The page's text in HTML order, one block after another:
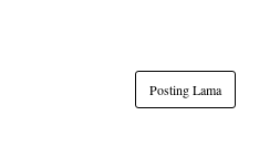
Posting Lama